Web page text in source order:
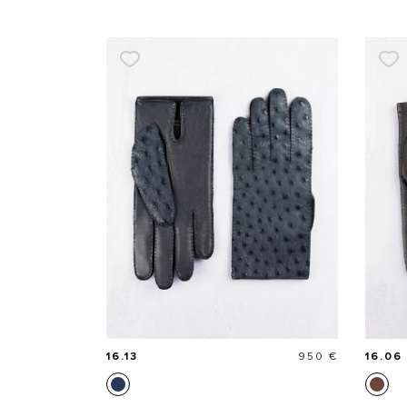
Prix
950 €
16.13 16.06